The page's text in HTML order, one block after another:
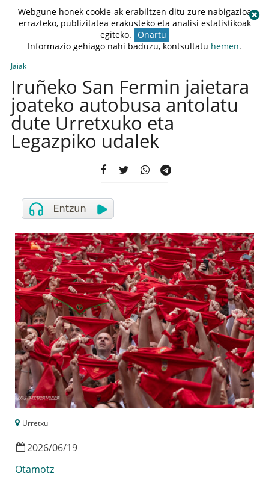
Jaiak
Iruñeko San Fermin jaietara
joateko autobusa antolatu
dute Urretxuko eta
Legazpiko udalek
Urretxu
2026/06/19
Otamotz
Webgune honek cookie-ak erabiltzen ditu zure nabigazioa
errazteko, publizitatea erakusteko eta analisi estatistikoak
egiteko. Onartu
Informazio gehiago nahi baduzu, kontsultatu hemen.